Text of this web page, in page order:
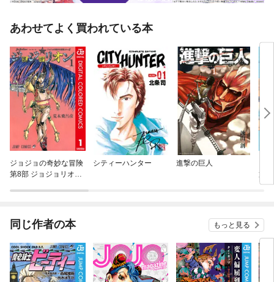
あわせてよく買われている本
ジョジョの奇妙な冒険
第8部 ジョジョリオン
シティーハンター 進撃の巨人
第9
ン
同じ作者の本 もっと見る